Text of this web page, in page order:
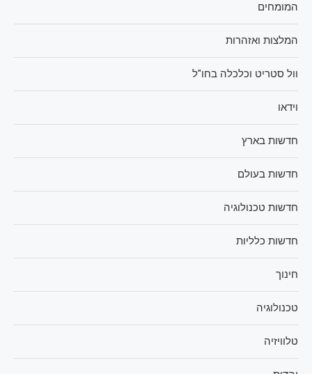
המומחים
המלצות ואזהרות
וול סטריט וכלכלה בחו"ל
וידאו
חדשות בארץ
חדשות בעולם
חדשות טכנולוגיה
חדשות כלליות
חינוך
טכנולוגיה
טלוויזיה